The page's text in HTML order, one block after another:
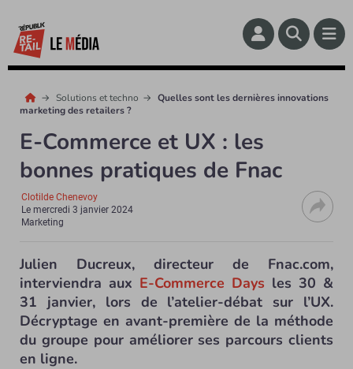
Solutions et techno
Quelles sont les dernières innovations
marketing des retailers ?
E-Commerce et UX : les
bonnes pratiques de Fnac
Clotilde Chenevoy
Lemercredi 3 janvier 2024
Marketing
Julien Ducreux, directeur de Fnac.com,
interviendra aux E-Commerce Days les 30 &
31 janvier, lors de l’atelier-débat sur l’UX.
Décryptage en avant-première de la méthode
du groupe pour améliorer ses parcours clients
en ligne.